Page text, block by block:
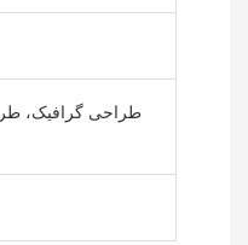
طراحی گرافیک،